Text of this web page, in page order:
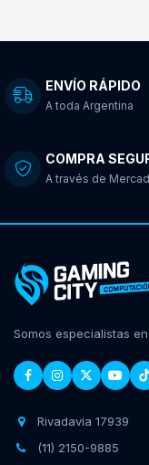
ENVÍO RÁPIDO
A toda Argentina
COMPRA
A través de
Somos especialistas
Rivadavia 17939
(11) 2150-9885